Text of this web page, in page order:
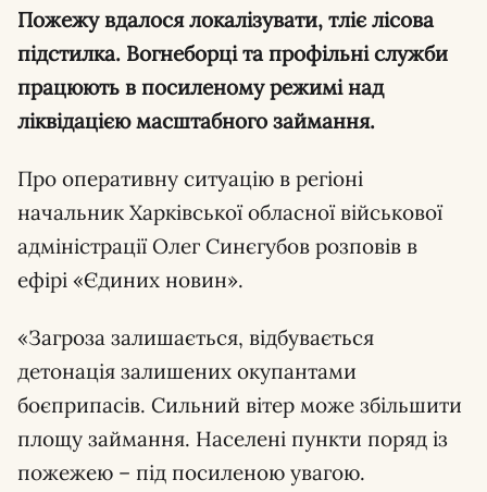
Пожежу вдалося локалізувати, тліє лісова
підстилка. Вогнеборці та профільні служби
працюють в посиленому режимі над
ліквідацією масштабного займання.
Про оперативну ситуацію в регіоні
начальник Харківської обласної військової
адміністрації Олег Синєгубов розповів в
ефірі «Єдиних новин».
«Загроза залишається, відбувається
детонація залишених окупантами
боєприпасів. Сильний вітер може збільшити
площу займання. Населені пункти поряд із
пожежею – під посиленою увагою.